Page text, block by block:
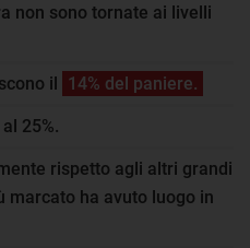
non sono tornate ai livelli
il 14% del paniere.
25%.
rispetto agli altri grandi
marcato ha avuto luogo in